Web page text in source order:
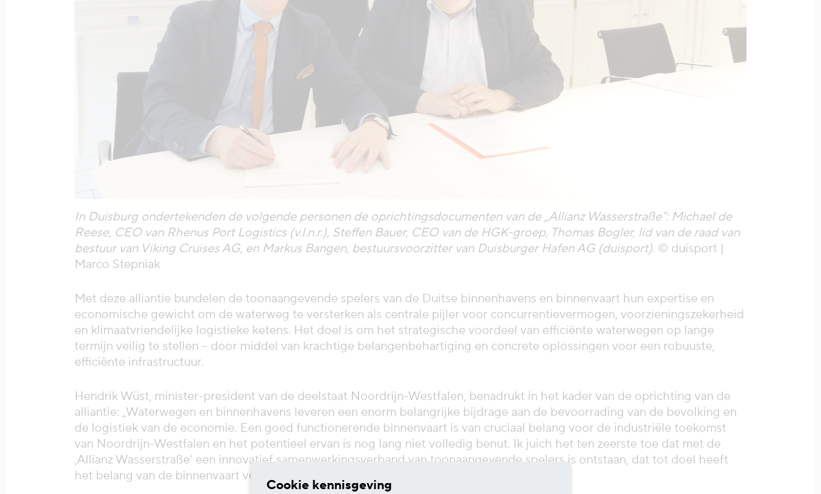
In Duisburg ondertekenden de volgende personen de oprichtingsdocumenten van de „Allianz Wasserstraße“: Michael de
Reese, CEO van Rhenus Port Logistics (v.l.n.r.), Steffen Bauer, CEO van de HGK-groep, Thomas Bogler, lid van de raad van
bestuur van Viking Cruises AG, en Markus Bangen, bestuursvoorzitter van Duisburger Hafen AG (duisport). © duisport |
Marco Stepniak
Met deze alliantie bundelen de toonaangevende spelers van de Duitse binnenhavens en binnenvaart hun expertise en
economische gewicht om de waterweg te versterken als centrale pijler voor concurrentievermogen, voorzieningszekerheid
en klimaatvriendelijke logistieke ketens. Het doel is om het strategische voordeel van efficiënte waterwegen op lange
termijn veilig te stellen – door middel van krachtige belangenbehartiging en concrete oplossingen voor een robuuste,
efficiënte infrastructuur.
Hendrik Wüst, minister-president van de deelstaat Noordrijn-Westfalen, benadrukt in het kader van de oprichting van de
alliantie: „Waterwegen en binnenhavens leveren een enorm belangrijke bijdrage aan de bevoorrading van de bevolking en
de logistiek van de economie. Een goed functionerende binnenvaart is van cruciaal belang voor de industriële toekomst
van Noordrijn-Westfalen en het potentieel ervan is nog lang niet volledig benut. Ik juich het ten zeerste toe dat met de
‚Allianz Wasserstraße‘ een innovatief samenwerkingsverband van toonaangevende spelers is ontstaan, dat tot doel heeft
het belang van de binnenvaart verder te versterken en te bevorderen.”
Cookie kennisgeving